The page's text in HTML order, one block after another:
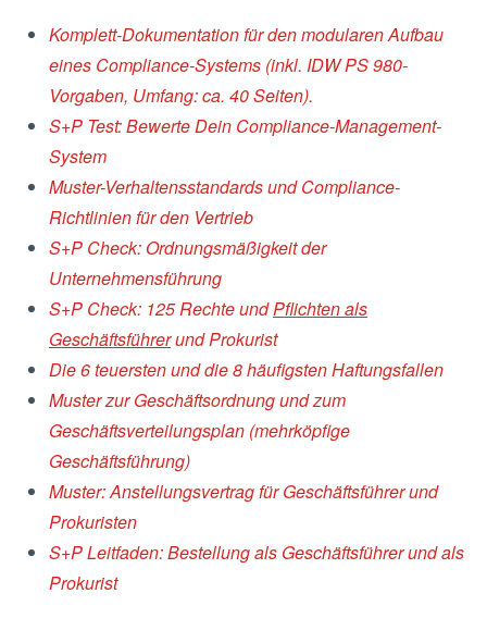
Komplett-Dokumentation für den modularen Aufbau
eines Compliance-Systems (inkl. IDW PS 980-
Vorgaben, Umfang: ca. 40 Seiten).
S+P Test: Bewerte Dein Compliance-Management-
System
Muster-Verhaltensstandards und Compliance-
Richtlinien für den Vertrieb
S+P Check: Ordnungsmäßigkeit der
Unternehmensführung
S+P Check: 125 Rechte undPflichten als
Geschäftsführerund Prokurist
Die 6 teuersten und die 8 häufigsten Haftungsfallen
Muster zur Geschäftsordnung und zum
Geschäftsverteilungsplan (mehrköpfige
Geschäftsführung)
Muster: Anstellungsvertrag für Geschäftsführer und
Prokuristen
S+P Leitfaden: Bestellung als Geschäftsführer und als
Prokurist